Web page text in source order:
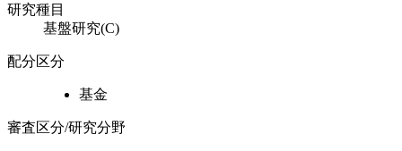
研究種目
基盤研究(C)
配分区分
基金
審査区分/研究分野